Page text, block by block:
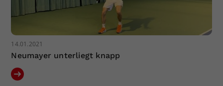
14.01.2021
Neumayer unterliegt knapp